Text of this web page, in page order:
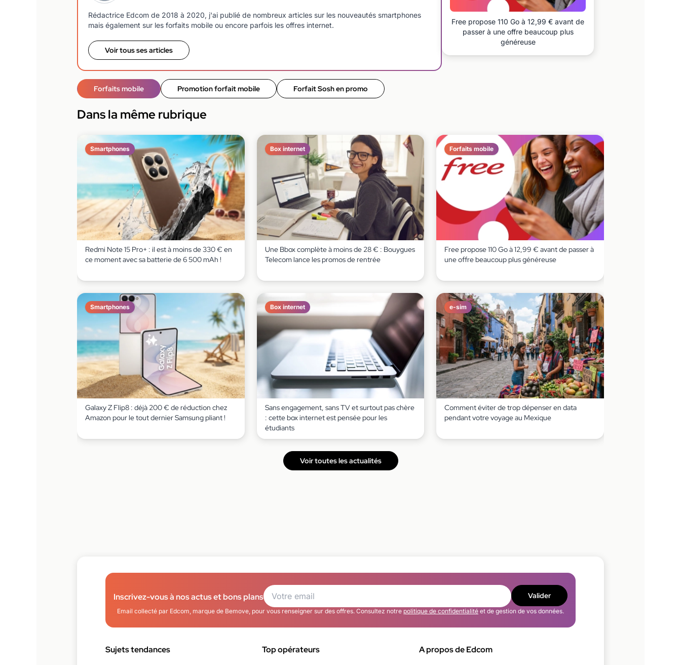
Rédactrice Edcom de 2018 à 2020, j'ai publié de nombreux articles sur les nouveautés smartphones
mais également sur les forfaits mobile ou encore parfois les offres internet.
Voir tous ses articles
Forfaits mobile Promotion forfait mobile Forfait Sosh en promo
Free propose 110 Go à 12,99 € avant de
passer à une offre beaucoup plus
généreuse
Dans la même rubrique
Smartphones
Redmi Note 15 Pro+ : il est à moins de 330 € en
ce moment avec sa batterie de 6 500 mAh !
Box internet
Une Bbox complète à moins de 28 € : Bouygues
Telecom lance les promos de rentrée
Forfaits mobile
Free propose 110 Go à 12,99 € avant de passer à
une offre beaucoup plus généreuse
Smartphones
Galaxy Z Flip8 : déjà 200 € de réduction chez
Amazon pour le tout dernier Samsung pliant !
Box internet
Sans engagement, sans TV et surtout pas chère
: cette box internet est pensée pour les
étudiants
e-sim
Comment éviter de trop dépenser en data
pendant votre voyage au Mexique
Voir toutes les actualités
Inscrivez-vous à nos actus et bons plans Valider
Email collecté par Edcom, marque de Bemove, pour vous renseigner sur des offres. Consultez notre politique de confidentialité et de gestion de vos données.
Sujets tendances Top opérateurs A propos de Edcom